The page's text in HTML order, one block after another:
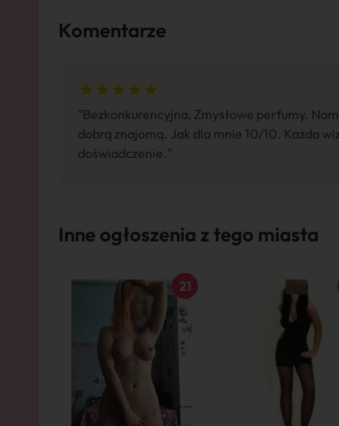
Komentarze
"Bezkonkurencyjna, Zmysłowe perfumy.
dobrą znajomą. Jak dla mnie 10/10. Każda
doświadczenie."
Inne ogłoszenia z tego miasta
21